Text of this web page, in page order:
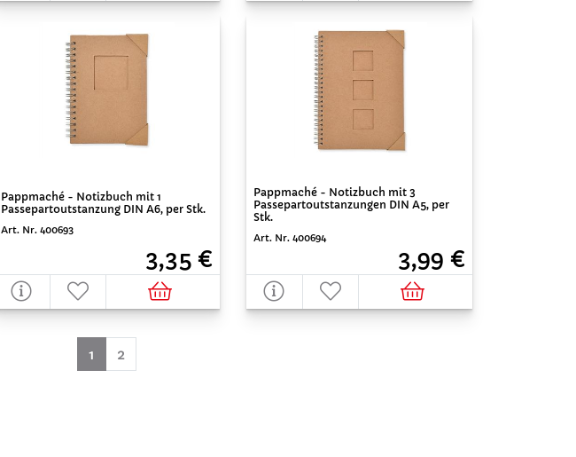
Pappmaché - Notizbuch mit 1
Passepartoutstanzung DIN A6, per Stk.
Art. Nr. 400693
3,35 €
Pappmaché - Notizbuch mit 3
Passepartoutstanzungen DIN A5, per
Stk.
Art. Nr. 400694
3,99 €
1 (aktuell)
2